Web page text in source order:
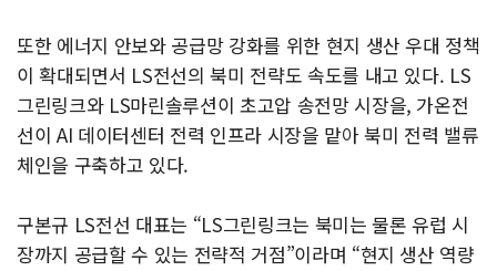
또한 에너지 안보와 공급망 강화를 위한 현지 생산 우대 정책
이 확대되면서 LS전선의 북미 전략도 속도를 내고 있다. LS
그린링크와 LS마린솔루션이 초고압 송전망 시장을, 가온전
선이 AI 데이터센터 전력 인프라 시장을 맡아 북미 전력 밸류
체인을 구축하고 있다.
구본규 LS전선 대표는 “LS그린링크는 북미는 물론 유럽 시
장까지 공급할 수 있는 전략적 거점”이라며 “현지 생산 역량